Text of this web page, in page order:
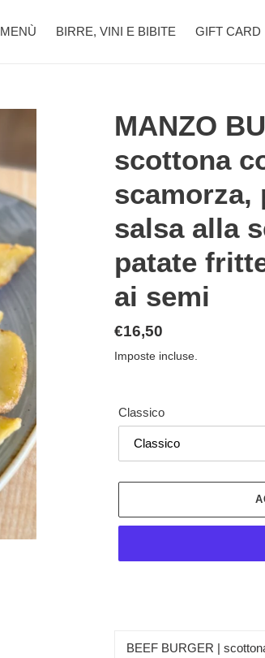
MENÙ BIRRE, VINI E BIBITE GIFT CARD
MANZO
scottona
scamorza,
salsa alla
patate
ai semi
Prezzo
di
€16,50
Imposte incluse.
Classico
prodotto
BEEF BURGER |